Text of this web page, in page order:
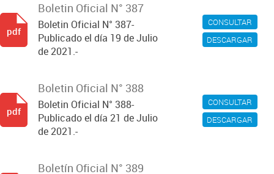
CONSULTAR
DESCARGAR
Boletin Oficial N° 387
Boletin Oficial N° 387-
Publicado el día 19 de Julio
de 2021.-
pdf
CONSULTAR
DESCARGAR
Boletin Oficial N° 388
Boletin Oficial N° 388-
Publicado el día 21 de Julio
de 2021.-
pdf
Boletín Oficial N° 389